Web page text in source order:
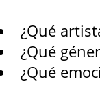
¿Qué
¿Qué
¿Qué